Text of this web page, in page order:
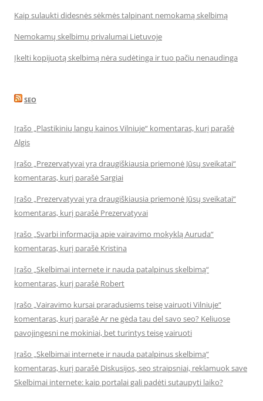
Kaip sulaukti didesnės sėkmės talpinant nemokamą skelbimą
Nemokamų skelbimų privalumai Lietuvoje
Įkelti kopijuotą skelbimą nėra sudėtinga ir tuo pačiu nenaudinga
SEO
Įrašo „Plastikinių langų kainos Vilniuje“ komentaras, kurį parašė
Algis
Įrašo „Prezervatyvai yra draugiškiausia priemonė Jūsų sveikatai“
komentaras, kurį parašė Sargiai
Įrašo „Prezervatyvai yra draugiškiausia priemonė Jūsų sveikatai“
komentaras, kurį parašė Prezervatyvai
Įrašo „Svarbi informacija apie vairavimo mokyklą Auruda“
komentaras, kurį parašė Kristina
Įrašo „Skelbimai internete ir nauda patalpinus skelbimą“
komentaras, kurį parašė Robert
Įrašo „Vairavimo kursai praradusiems teisę vairuoti Vilniuje“
komentaras, kurį parašė Ar ne gėda tau del savo seo? Keliuose
pavojingesni ne mokiniai, bet turintys teisę vairuoti
Įrašo „Skelbimai internete ir nauda patalpinus skelbimą“
komentaras, kurį parašė Diskusijos, seo straipsniai, reklamuok save
Skelbimai internete: kaip portalai gali padėti sutaupyti laiko?